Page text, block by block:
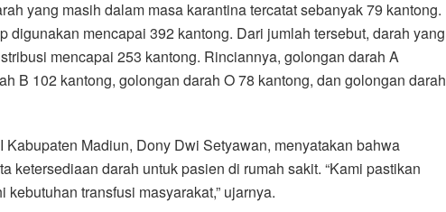
yang masih dalam masa karantina tercatat sebanyak 79 kantong.
digunakan mencapai 392 kantong. Dari jumlah tersebut, darah yang
mencapai 253 kantong. Rinciannya, golongan darah A
B 102 kantong, golongan darah O 78 kantong, dan golongan darah
Madiun, Dony Dwi Setyawan, menyatakan bahwa
ketersediaan darah untuk pasien di rumah sakit. “Kami pastikan
transfusi masyarakat,” ujarnya.